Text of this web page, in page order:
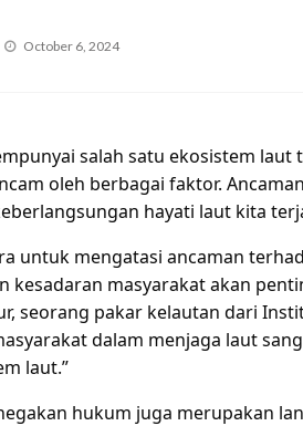
Posted
October 6, 2024
salah satu ekosistem
oleh berbagai faktor.
hayati laut kita
untuk mengatasi ancaman
kesadaran masyarakat akan
seorang pakar kelautan dari
dalam menjaga laut
laut.”
hukum juga merupakan